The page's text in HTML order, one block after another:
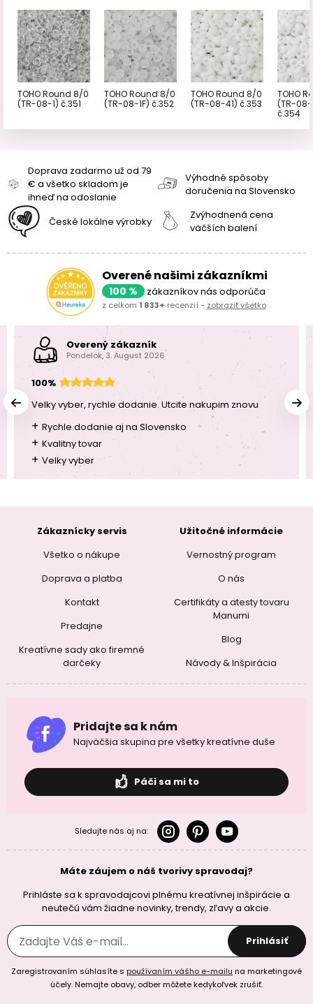
TOHO Round 8/0
(TR-08-1) č.351
TOHO Round 8/0
(TR-08-1F) č.352
TOHO Round 8/0
(TR-08-41) č.353
TOHO
(TR-08-
č.354
Doprava zadarmo už od 79
€ a všetko skladom je
ihneď na odoslanie
Výhodné spôsoby
doručenia na Slovensko
České lokálne výrobky
Zvýhodnená cena
väčších balení
Overené našimi zákazníkmi
100 % zákazníkov nás odporúča
z celkom 1 833+ recenzií - zobraziť všetko
Overený zákazník
Pondelok, 3. August 2026
100%
Velky vyber, rychle dodanie. Utcite nakupim znovu
+ Rychle dodanie aj na Slovensko
+ Kvalitny tovar
+ Velky vyber
Zákaznícky servis
Všetko o nákupe
Doprava a platba
Kontakt
Predajne
Kreatívne sady ako firemné
darčeky
Užitočné informácie
Vernostný program
O nás
Certifikáty a atesty tovaru
Manumi
Blog
Návody & Inšpirácia
Pridajte sa k nám
Najväčšia skupina pre všetky kreatívne duše
Páči sa mi to
Sledujte nás aj na:
Máte záujem o náš tvorivy spravodaj?
Prihláste sa k spravodajcovi plnému kreatívnej inšpirácie a
neutečú vám žiadne novinky, trendy, zľavy a akcie.
Prihlásiť
Zaregistrovaním súhlasíte s používaním vášho e-mailu na marketingové
účely. Nemajte obavy, odber môžete kedykoľvek zrušiť.